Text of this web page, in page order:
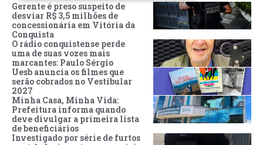
Gerente é preso suspeito de
desviar R$ 3,5 milhões de
concessionária em Vitória da
Conquista
O rádio conquistense perde
uma de suas vozes mais
marcantes: Paulo Sérgio
Uesb anuncia os filmes que
serão cobrados no Vestibular
2027
Minha Casa, Minha Vida:
Prefeitura informa quando
deve divulgar a primeira lista
de beneficiários
Investigado por série de furtos